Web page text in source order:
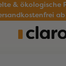
& ökologische
ab